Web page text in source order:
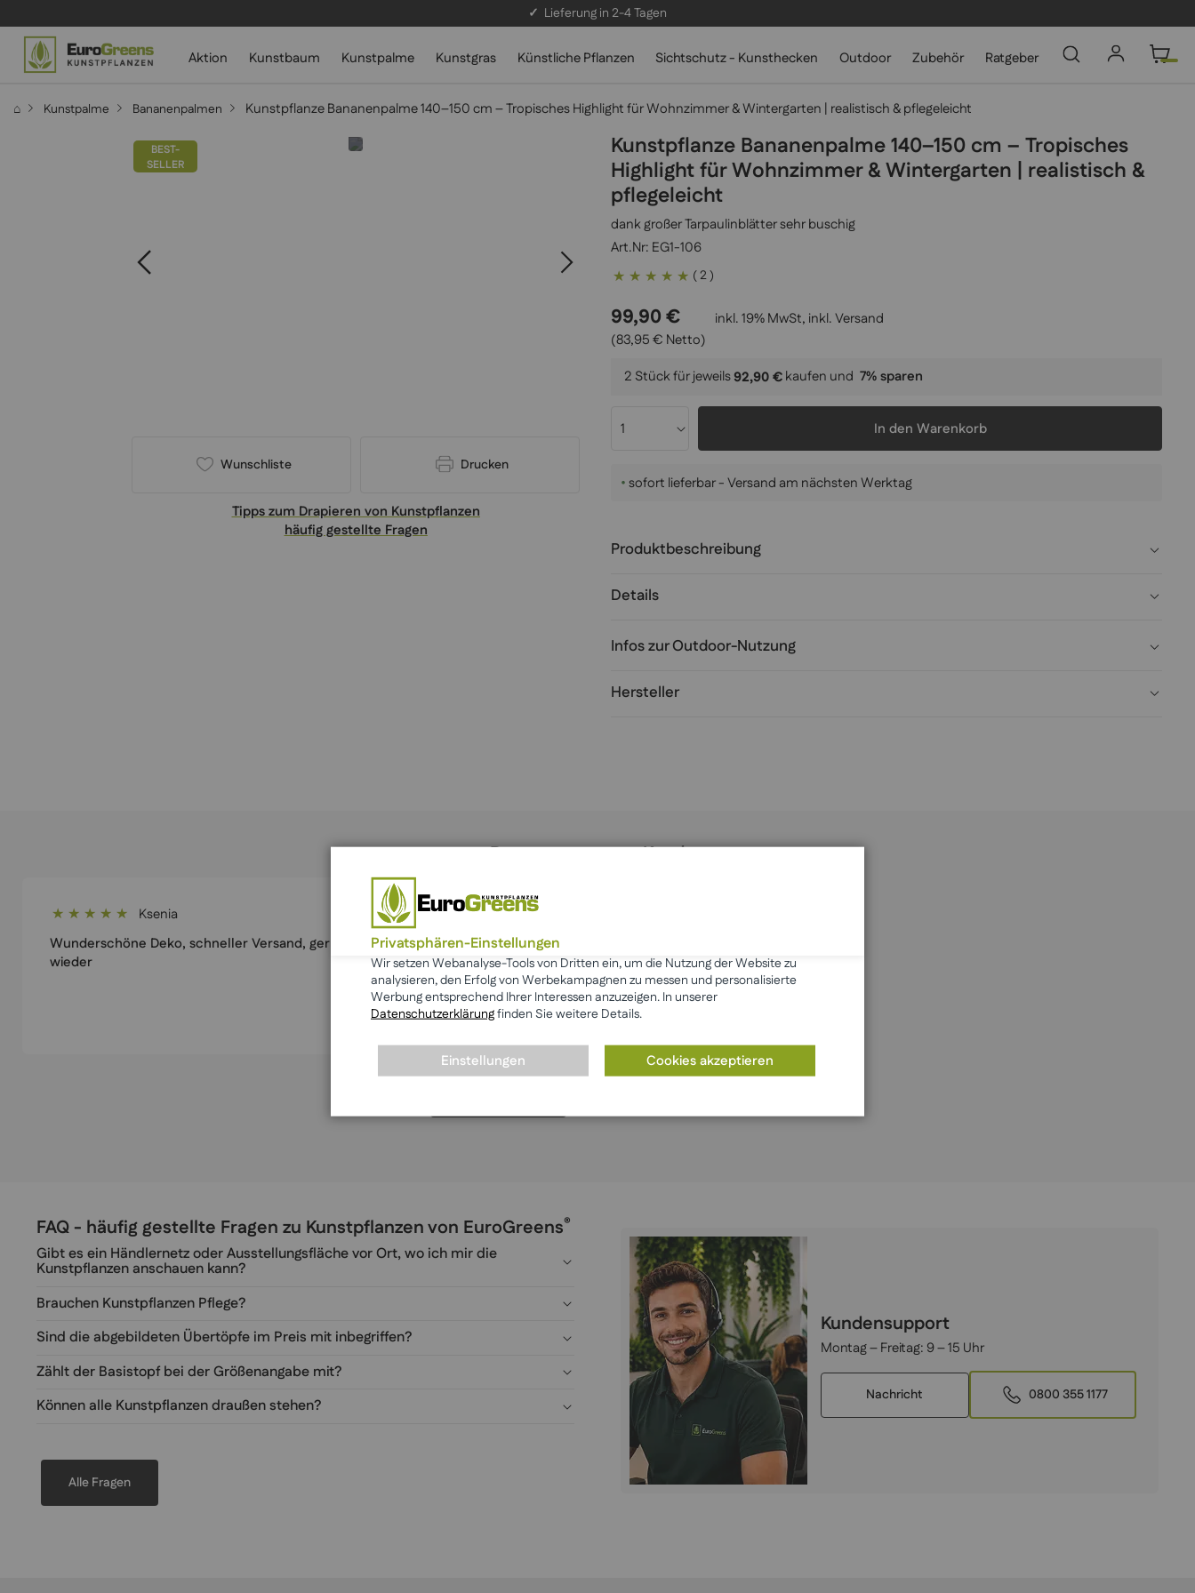
✓ Lieferung in 2-4 Tagen
Aktion Kunstbaum Kunstpalme Kunstgras Künstliche Pflanzen Sichtschutz - Kunsthecken Outdoor Zubehör Ratgeber
⌂ Kunstpalme Bananenpalmen Kunstpflanze Bananenpalme 140–150 cm – Tropisches Highlight für Wohnzimmer & Wintergarten | realistisch & pflegeleicht
BEST-
SELLER
Wunschliste Drucken
Tipps zum Drapieren von Kunstpflanzen
häufig gestellte Fragen
Kunstpflanze Bananenpalme 140–150 cm – Tropisches
Highlight für Wohnzimmer & Wintergarten | realistisch &
pflegeleicht
dank großer Tarpaulinblätter sehr buschig
EG1-106
Bewertung:
( 2 )
99,90 €
(83,95 € Netto)
inkl. 19% MwSt, inkl.Versand
2 Stück für jeweils92,90 €kaufen und 7% sparen
In den Warenkorb
•sofort lieferbar - Versand am nächsten Werktag
Produktbeschreibung
Details
Infos zur Outdoor-Nutzung
Hersteller
Das sagen unsere Kunden
Ksenia
Wunderschöne Deko, schneller Versand, gerne
wieder
Susi
Bin ganz glücklich über meine Lieferung. Der
Bananenbaum ist ein echter Hingucker. Die Blätter
sind großartig finde ich und ein echter Baum hätte
keine Chance bei mir :-)
FAQ - häufig gestellte Fragen zu Kunstpflanzen von EuroGreens®
Gibt es ein Händlernetz oder Ausstellungsfläche vor Ort, wo ich mir die
Kunstpflanzen anschauen kann?
Brauchen Kunstpflanzen Pflege?
Sind die abgebildeten Übertöpfe im Preis mit inbegriffen?
Zählt der Basistopf bei der Größenangabe mit?
Können alle Kunstpflanzen draußen stehen?
Alle Fragen
Kundensupport
Montag – Freitag: 9 – 15 Uhr
Nachricht 0800 355 1177
Privatsphären-Einstellungen
Wir setzen Webanalyse-Tools von Dritten ein, um die Nutzung der Website zu
analysieren, den Erfolg von Werbekampagnen zu messen und personalisierte
Werbung entsprechend Ihrer Interessen anzuzeigen. In unserer
Datenschutzerklärungfinden Sie weitere Details.
Cookies akzeptieren
Einstellungen